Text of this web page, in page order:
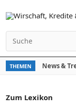
Suchen nach:
THEMEN News &
Zum Lexikon